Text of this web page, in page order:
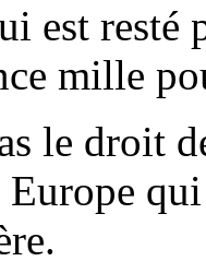
est resté
mille
le droit